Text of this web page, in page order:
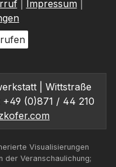
| Impressum
| Wittstraße
(0)871 / 44 210
Visualisierungen
der Veranschaulichung;